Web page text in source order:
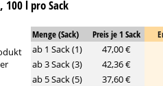
l pro Sack
Menge (Sack) Preis je 1 Sack
ab 1 Sack (1)
47,00 €
ab 3 Sack (3)
42,36 €
ab 5 Sack (5)
37,60 €